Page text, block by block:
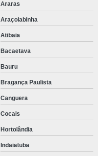
Araras
Araçoiabinha
Atibaia
Bacaetava
Bauru
Bragança Paulista
Canguera
Cocais
Hortolândia
Indaiatuba